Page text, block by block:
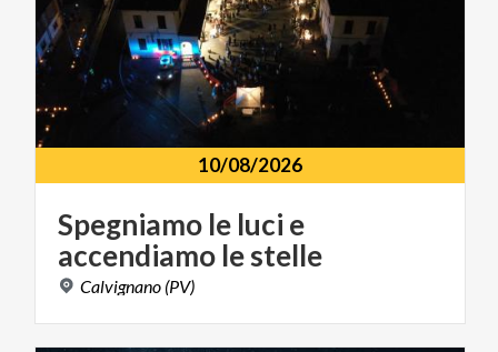
10/08/2026
Spegniamo le luci e
accendiamo lestelle
Calvignano (PV)